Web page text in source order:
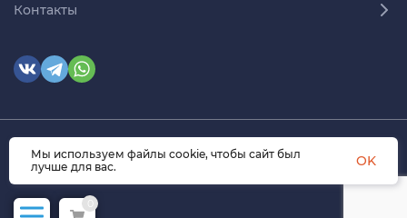
Контакты
© 2026 himmedsnab.ru. Все права защищены
Мы используем файлы cookie, чтобы сайт был
лучше для вас.
OK